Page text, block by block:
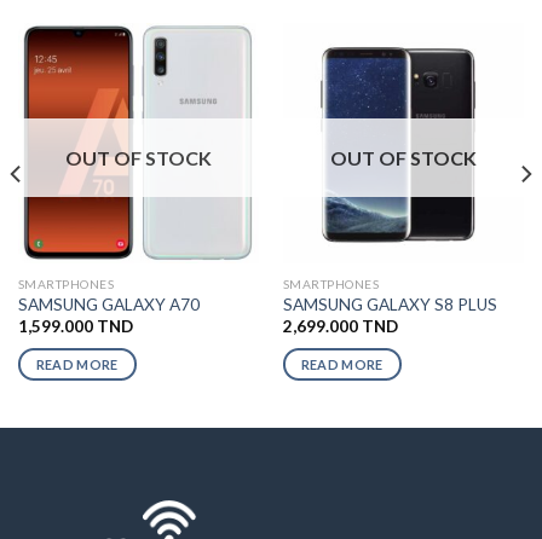
OUT OF STOCK
SMARTPHONES
SAMSUNG GALAXY A70
1,599.000 TND
READ MORE
OUT OF STOCK
SMARTPHONES
SAMSUNG GALAXY S8 PLUS
2,699.000 TND
READ MORE